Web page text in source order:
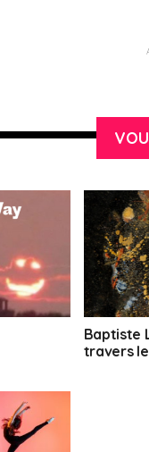
Baptiste
travers